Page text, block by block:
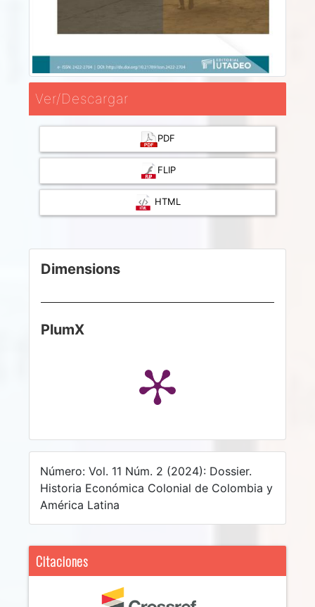
Ver/Descargar
PDF
FLIP
HTML
Dimensions
PlumX
Número: Vol. 11 Núm. 2 (2024): Dossier.
Historia Económica Colonial de Colombia y
América Latina
Citaciones